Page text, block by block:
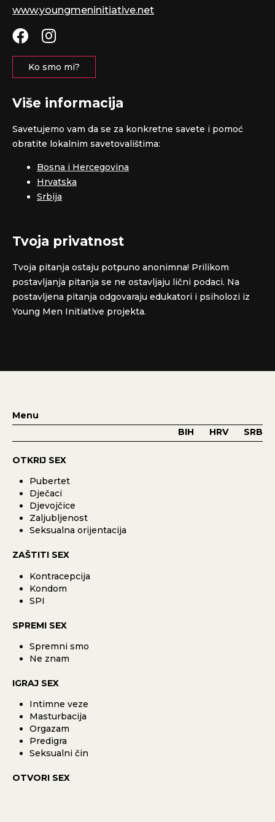
www.youngmeninitiative.net
Ko smo mi?
Više informacija
Savetujemo vam da se za konkretne savete i pomoć
obratite lokalnim savetovalištima:
Bosna i Hercegovina
Hrvatska
Srbija
Tvoja privatnost
Tvoja pitanja ostaju potpuno anonimna! Prilikom
postavljanja pitanja se ne ostavljaju lični podaci. Na
postavljena pitanja odgovaraju edukatori i psiholozi iz
Young Men Initiative projekta.
Menu
BIH
HRV SRB
OTKRIJ SEX
Pubertet
Dječaci
Djevojčice
Zaljubljenost
Seksualna orijentacija
ZAŠTITI SEX
Kontracepcija
Kondom
SPI
SPREMI SEX
Spremni smo
Ne znam
IGRAJ SEX
Intimne veze
Masturbacija
Orgazam
Predigra
Seksualni čin
OTVORI SEX